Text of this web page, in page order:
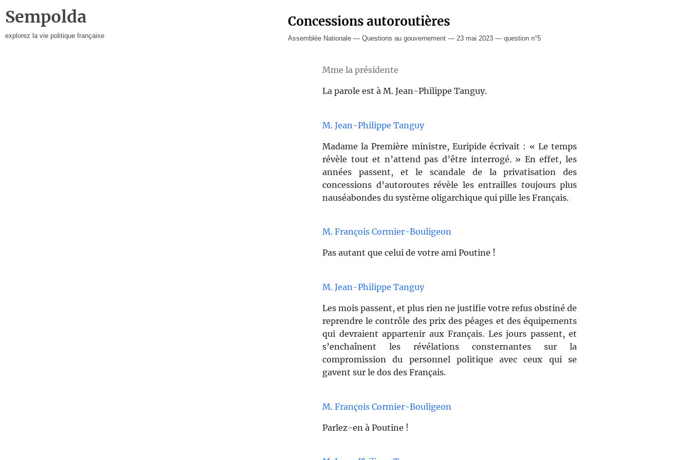
Sempolda
explorez la vie politique française
Concessions autoroutières
Assemblée Nationale — Questions au gouvernement — 23 mai 2023 — question n°5
Mme la présidente
La parole est à M. Jean-Philippe Tanguy.
M. Jean-Philippe Tanguy
Madame la Première ministre, Euripide écrivait : « Le temps
révèle tout et n’attend pas d’être interrogé. » En effet, les
années passent, et le scandale de la privatisation des
concessions d’autoroutes révèle les entrailles toujours plus
nauséabondes du système oligarchique qui pille les Français.
M. François Cormier-Bouligeon
Pas autant que celui de votre ami Poutine !
M. Jean-Philippe Tanguy
Les mois passent, et plus rien ne justifie votre refus obstiné de
reprendre le contrôle des prix des péages et des équipements
qui devraient appartenir aux Français. Les jours passent, et
s’enchaînent les révélations consternantes sur la
compromission du personnel politique avec ceux qui se
gavent sur le dos des Français.
M. François Cormier-Bouligeon
Parlez-en à Poutine !